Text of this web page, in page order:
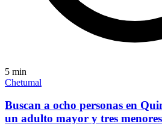
5 min
Chetumal
Buscan a ocho personas en
un adulto mayor y tres menores